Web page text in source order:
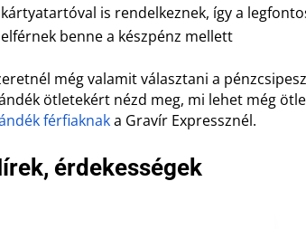
kártyatartóval is rendelkeznek, így a
elférnek benne a készpénz mellett
még valamit választani a
ötletekért nézd meg, mi lehet még
férfiaknaka Gravír Expressznél.
érdekességek